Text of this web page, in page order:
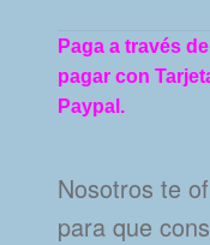
Paga a través
pagar con
Paypal.
Nosotros te
para que